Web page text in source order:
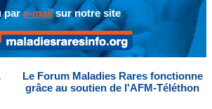
pare-mailsur notre site
Le Forum Maladies Rares fonctionne
grâce au soutien de l'AFM-Téléthon